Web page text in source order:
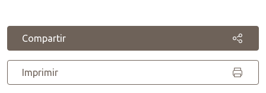
Compartir
Imprimir